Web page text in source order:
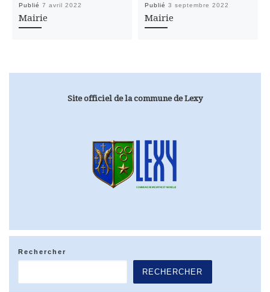
Publié 7 avril 2022
Mairie
Publié 3 septembre 2022
Mairie
Site officiel de la commune de Lexy
Rechercher
RECHERCHER